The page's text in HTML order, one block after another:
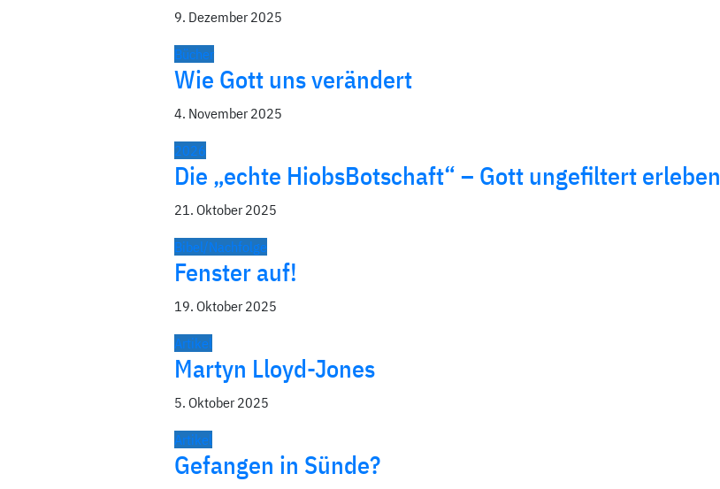
9. Dezember 2025
Bücher
Wie Gott uns verändert
4. November 2025
2026
Die „echte HiobsBotschaft“ – Gott ungefiltert erleben
21. Oktober 2025
Bibel/Nachfolge
Fenster auf!
19. Oktober 2025
Artikel
Martyn Lloyd-Jones
5. Oktober 2025
Artikel
Gefangen in Sünde?